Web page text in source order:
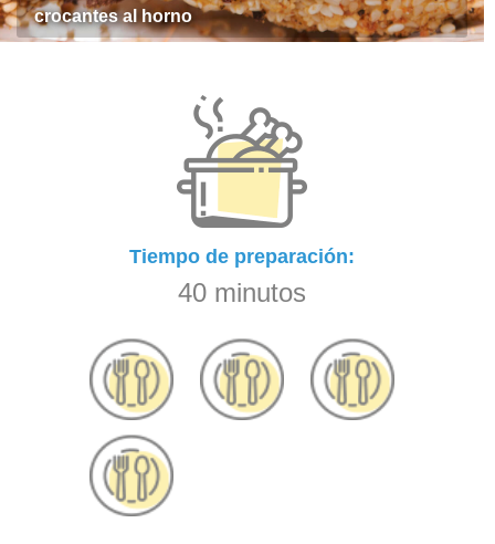
crocantes al horno
Tiempo de preparación:
40 minutos